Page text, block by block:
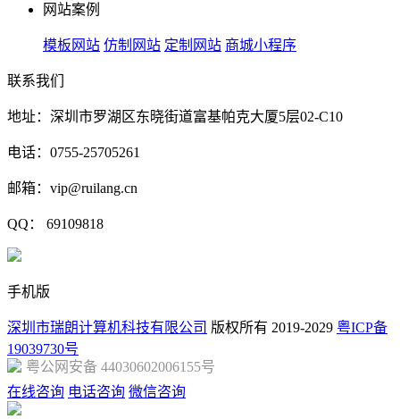
网站案例
模板网站 仿制网站 定制网站 商城小程序
联系我们
地址：深圳市罗湖区东晓街道富基帕克大厦5层02-C10
电话：0755-25705261
邮箱：vip@ruilang.cn
QQ： 69109818
手机版
深圳市瑞朗计算机科技有限公司 版权所有 2019-2029 粤ICP备
19039730号
粤公网安备 44030602006155号
在线咨询 电话咨询 微信咨询